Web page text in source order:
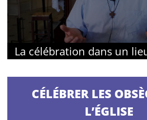
La célébration dans un
CÉLÉBRER LES
L’ÉGLISE